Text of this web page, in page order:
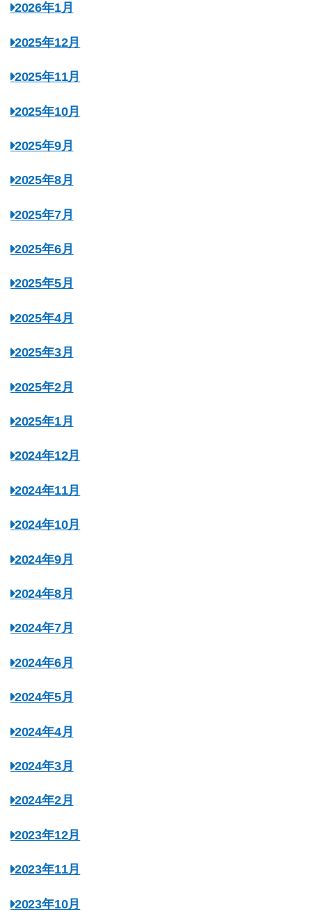
2026年1月
2025年12月
2025年11月
2025年10月
2025年9月
2025年8月
2025年7月
2025年6月
2025年5月
2025年4月
2025年3月
2025年2月
2025年1月
2024年12月
2024年11月
2024年10月
2024年9月
2024年8月
2024年7月
2024年6月
2024年5月
2024年4月
2024年3月
2024年2月
2023年12月
2023年11月
2023年10月